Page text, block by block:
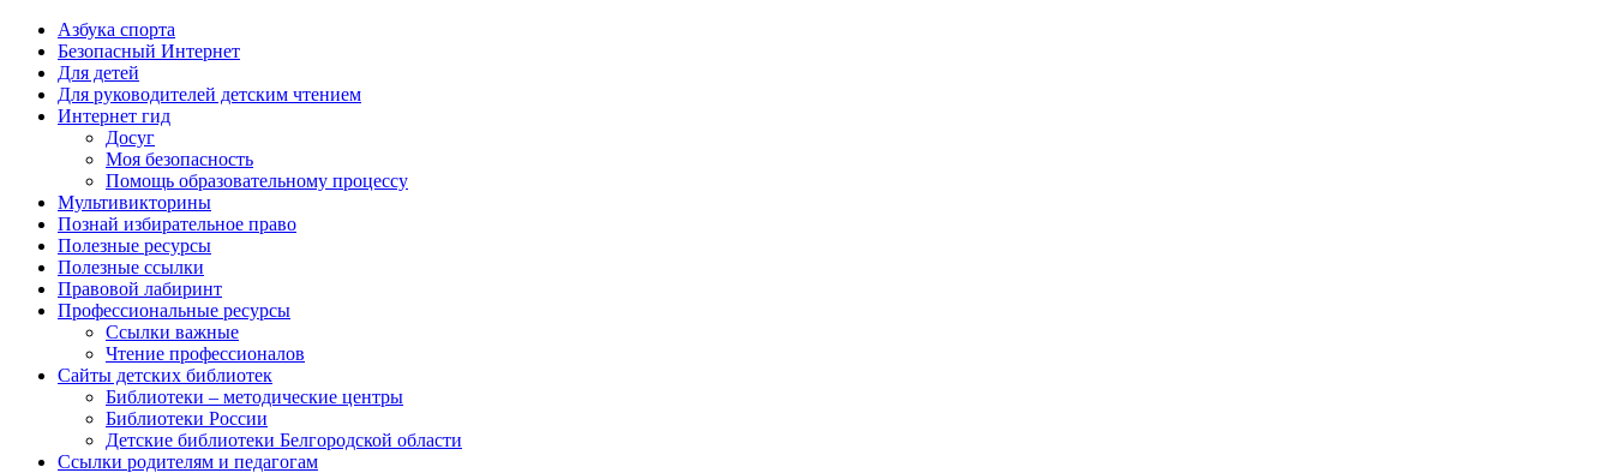
Азбука спорта
Безопасный Интернет
Для детей
Для руководителей детским чтением
Интернет гид
Досуг
Моя безопасность
Помощь образовательному процессу
Мультивикторины
Познай избирательное право
Полезные ресурсы
Полезные ссылки
Правовой лабиринт
Профессиональные ресурсы
Ссылки важные
Чтение профессионалов
Сайты детских библиотек
Библиотеки – методические центры
Библиотеки России
Детские библиотеки Белгородской области
Ссылки родителям и педагогам